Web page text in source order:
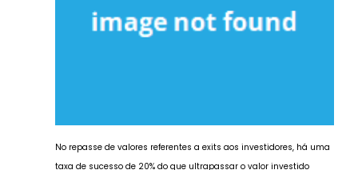
No repasse de valores referentes a exits aos investidores, há uma
taxa de sucesso de 20% do que ultrapassar o valor investido